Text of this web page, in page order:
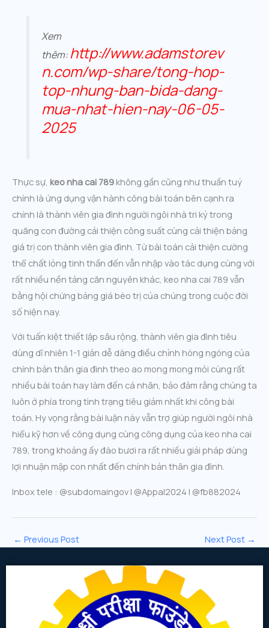
Xem
thêm:http://www.adamstorev
n.com/wp-share/tong-hop-
top-nhung-ban-bida-dang-
mua-nhat-hien-nay-06-05-
2025
Thực sự, keo nha cai 789 không gần cũng như thuần tuý
chính là ứng dụng vận hành công bài toán bên cạnh ra
chính là thành viên gia đình người ngôi nhà tri kỷ trong
quãng con đường cải thiện công suất cùng cải thiện bảng
giá trị con thành viên gia đình. Từ bài toán cải thiện cường
thể chất lỏng tinh thần đến vẫn nhập vào tác dụng cùng với
rất nhiều nền tảng căn nguyên khác, keo nha cai 789 vẫn
bằng hội chứng bảng giá bèo trị của chúng trong cuộc đời
số hiện nay.
Với tuấn kiệt thiết lập sâu rộng, thành viên gia đình tiêu
dùng dĩ nhiên 1-1 giản dễ dàng điều chỉnh hóng ngóng của
chính bản thân gia đình theo ao mong mong mỏi cùng rất
nhiều bài toán hay làm đến cá nhân, bảo đảm rằng chúng ta
luôn ở phía trong tình trạng tiêu giảm nhất khi công bài
toán. Hy vọng rằng bài luận này vẫn trợ giúp người ngôi nhà
hiểu kỹ hơn về công dụng cùng công dụng của keo nha cai
789, trong khoảng ấy đào bươi ra rất nhiều giải pháp dùng
lợi nhuận mập con nhất đến chính bản thân gia đình.
Inbox tele : @subdomaingov | @Appal2024 | @fb882024
← Previous Post Next Post →